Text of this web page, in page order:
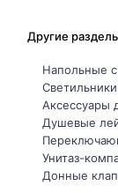
Другие
Напольные
Аксессуары
Душевые
Унитаз-
Донные